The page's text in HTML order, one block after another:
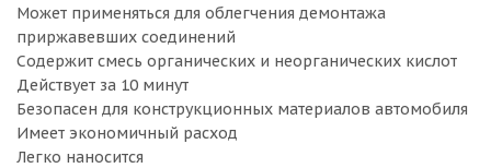
Может применяться для облегчения демонтажа
приржавевших соединений
Содержит смесь органических и неорганических кислот
Действует за 10 минут
Безопасен для конструкционных материалов автомобиля
Имеет экономичный расход
Легко наносится